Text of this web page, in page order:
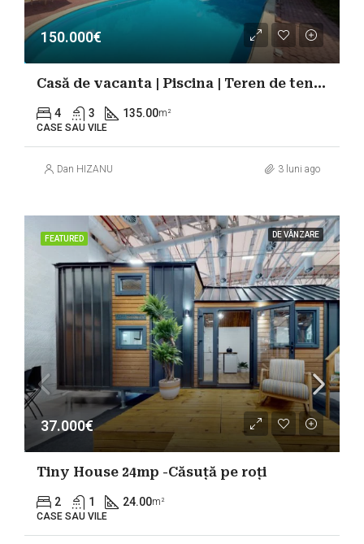
150.000€
Casă de vacanta | Piscina | Teren de tenis | Lac Belciugatele
4 3 135.00m²
CASE SAU VILE
Dan HIZANU 3 luni ago
FEATURED DE VÂNZARE
37.000€
Tiny House 24mp -Căsuță pe roți
2 1 24.00m²
CASE SAU VILE